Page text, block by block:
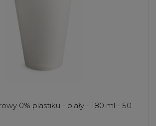
0% plastiku - biały - 180 ml - 50